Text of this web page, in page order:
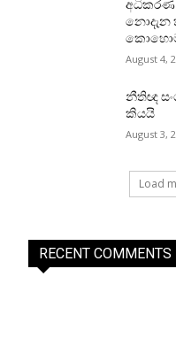
අධිකරණ
නොදැන
August 4,
නීතිඥ
කියයි
August 3,
Load
RECENT COMMENTS